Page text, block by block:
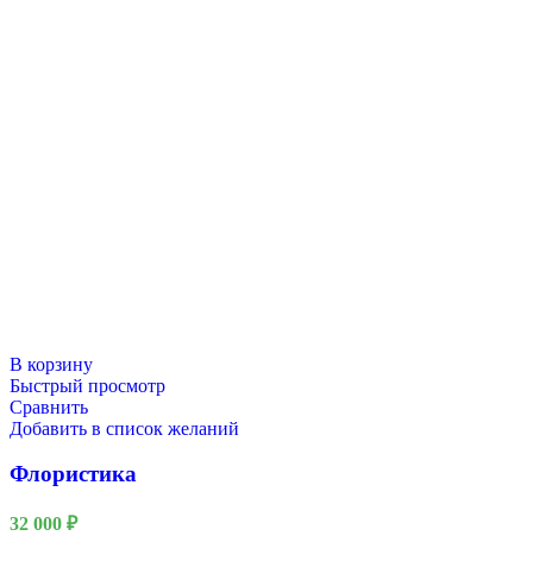
В корзину
Быстрый просмотр
Сравнить
Добавить в список желаний
Флористика
32 000 ₽